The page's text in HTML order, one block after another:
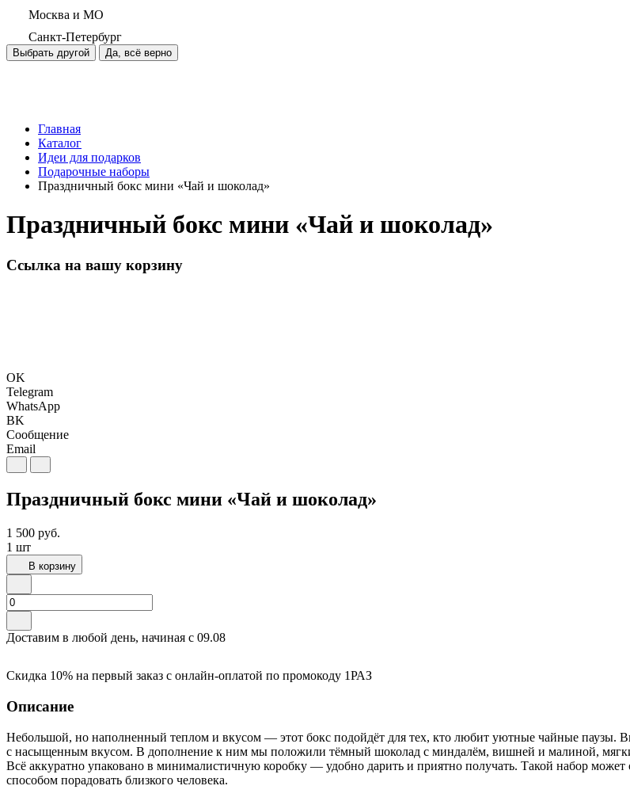
Москва и МО
Санкт-Петербург
Выбрать другой Да, всё верно
Главная
Каталог
Идеи для подарков
Подарочные наборы
Праздничный бокс мини «Чай и шоколад»
Праздничный бокс мини «Чай и шоколад»
Ссылка на вашу корзину
OK
Telegram
WhatsApp
BK
Сообщение
Email
Праздничный бокс мини «Чай и шоколад»
1 500 руб.
1 шт
В корзину
Доставим в любой день, начиная с 09.08
Скидка 10% на первый заказ с онлайн-оплатой по промокоду 1РАЗ
Описание
Небольшой, но наполненный теплом и вкусом — этот бокс подойдёт для тех, кто любит уютные чайные
с насыщенным вкусом. В дополнение к ним мы положили тёмный шоколад с миндалём, вишней и малиной,
Всё аккуратно упаковано в минималистичную коробку — удобно дарить и приятно получать. Такой набор
способом порадовать близкого человека.